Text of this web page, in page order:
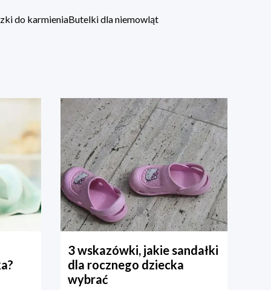
do karmieniaButelki dla niemowląt
3 wskazówki, jakie sandałki
dla rocznego dziecka
wybrać